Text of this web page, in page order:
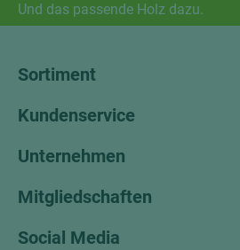
Und das passende Holz dazu.
Sortiment
Kundenservice
Unternehmen
Mitgliedschaften
Social Media